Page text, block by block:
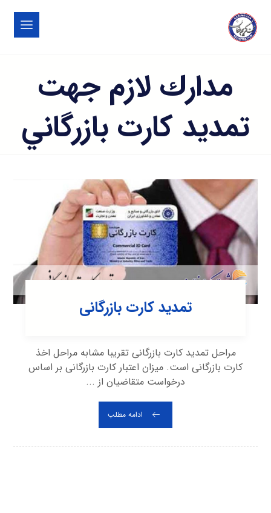
مدارك لازم جهت
تمديد كارت بازرگاني
تمدید کارت بازرگانی
مراحل تمدید کارت بازرگانی تقریبا مشابه مراحل اخذ
کارت بازرگانی است. میزان اعتبار کارت بازرگانی بر اساس
درخواست متقاضیان از ...
ادامه مطلب